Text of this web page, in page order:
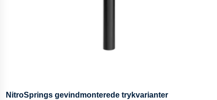
NitroSprings gevindmonterede trykvarianter